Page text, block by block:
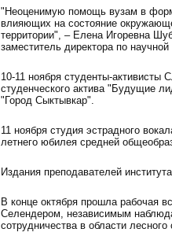
"Неоценимую помощь вузам в
влияющих на состояние
территории", – Елена Игоревна
заместитель директора по
10-11 ноября студенты-активисты
студенческого актива "Будущие
"Город Сыктывкар".
11 ноября студия эстрадного
летнего юбилея средней
Издания преподавателей
В конце октября прошла рабочая
Селендером, независимым
сотрудничества в области лесного